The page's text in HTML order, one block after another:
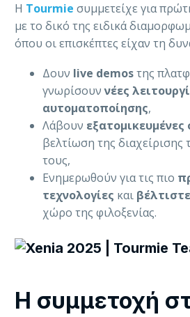
Η Tourmie συμμετείχε για
με το δικό της ειδικά
όπου οι επισκέπτες είχαν τη
Δουν live demosτης
γνωρίσουννέες
αυτοματοποίησης,
Λάβουν
βελτίωση της διαχείρισης
τους,
Ενημερωθούν για τις πιο
τεχνολογίες και
χώρο της φιλοξενίας.
H συμμετοχή